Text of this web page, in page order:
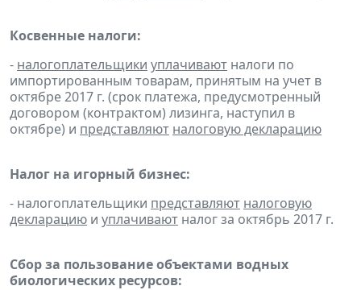
Косвенные налоги:
- налогоплательщики уплачивают налоги по
импортированным товарам, принятым на учет в
октябре 2017 г. (срок платежа, предусмотренный
договором (контрактом) лизинга, наступил в
октябре) и представляют налоговую декларацию
Налог на игорный бизнес:
- налогоплательщики представляют налоговую
декларацию и уплачивают налог за октябрь 2017 г.
Сбор за пользование объектами водных
биологических ресурсов: